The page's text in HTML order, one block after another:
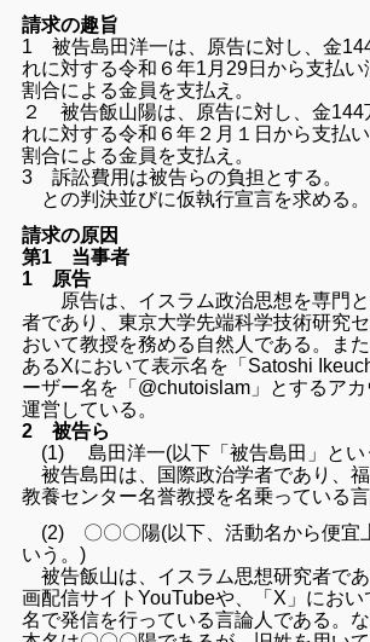
請求の趣旨
1 被告島田洋一は、原告に対し、金
れに対する令和６年1月29日から支払い
割合による金員を支払え。
２ 被告飯山陽は、原告に対し、金144
れに対する令和６年２月１日から支払
割合による金員を支払え。
3 訴訟費用は被告らの負担とする。
との判決並びに仮執行宣言を求める。
請求の原因
第1 当事者
1 原告
原告は、イスラム政治思想を専門と
者であり、東京大学先端科学技術研究
おいて教授を務める自然人である。また
あるXにおいて表示名を「Satoshi
ーザー名を「@chutoislam」 とするアカ
運営している。
2 被告ら
(1) 島田洋一(以下「被告島田」と
被告島田は、国際政治学者であり、
教養センター名誉教授を名乗っている
(2) 〇〇〇陽(以下、活動名から便宜
いう。)
被告飯山は、イスラム思想研究者で
画配信サイトYouTubeや、「X」にお
名で発信を行っている言論人である。